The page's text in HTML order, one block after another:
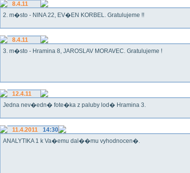
8.4.11
2. m�sto - NINA 22, EV�EN KORBEL. Gratulujeme !!
8.4.11
3. m�sto - Hramina 8, JAROSLAV MORAVEC. Gratulujeme !
12.4.11
Jedna nev�edn� fote�ka z paluby lod� Hramina 3.
11.4.2011
14:30
ANALYTIKA 1 k Va�emu dal��mu vyhodnocen�.